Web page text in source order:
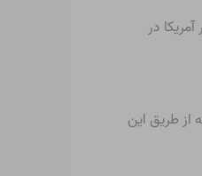
در
از طریق این